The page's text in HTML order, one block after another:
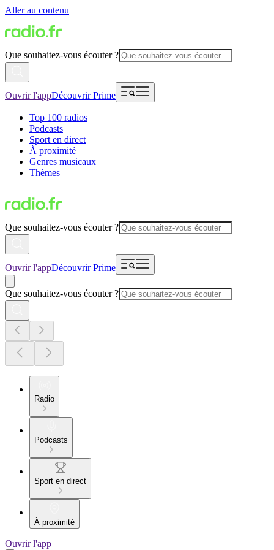
Aller au contenu
Que souhaitez-vous écouter ?
Ouvrir l'appDécouvrir Prime
Top 100 radios
Podcasts
Sport en direct
À proximité
Genres musicaux
Thèmes
Que souhaitez-vous écouter ?
Ouvrir l'appDécouvrir Prime
Que souhaitez-vous écouter ?
Radio
Podcasts
Sport en direct
À proximité
Ouvrir l'app